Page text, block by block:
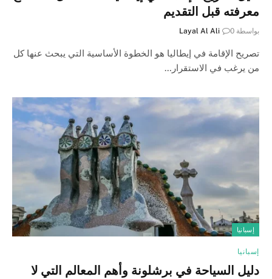
معرفته قبل التقديم
بواسطة Layal Al Ali 0
تصريح الإقامة في إيطاليا هو الخطوة الأساسية التي يبحث عنها كل
من يرغب في الاستقرار…
إسبانيا
إسبانيا
دليل السياحة في برشلونة وأهم المعالم التي لا